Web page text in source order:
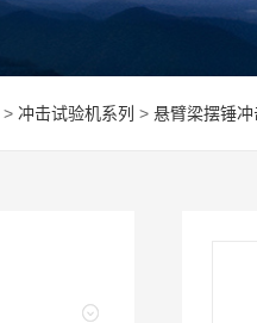
> 冲击试验机系列 > 悬臂梁摆锤